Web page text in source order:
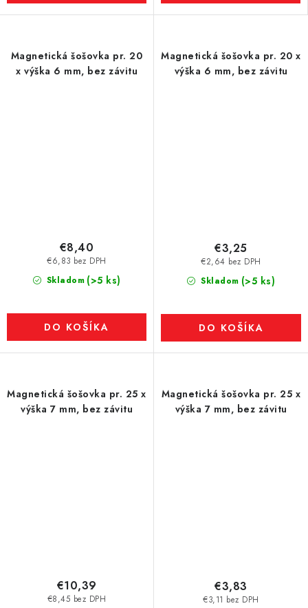
Magnetická šošovka pr. 20
x výška 6 mm, bez závitu
Skladom (>5 ks)
€6,83 bez DPH
€8,40
DO KOŠÍKA
Magnetická šošovka pr. 20 x
výška 6 mm, bez závitu
Skladom (>5 ks)
€2,64 bez DPH
€3,25
DO KOŠÍKA
Magnetická šošovka pr. 25 x
výška 7 mm, bez závitu
€8,45 bez DPH
€10,39
Magnetická šošovka pr. 25 x
výška 7 mm, bez závitu
€3,11 bez DPH
€3,83